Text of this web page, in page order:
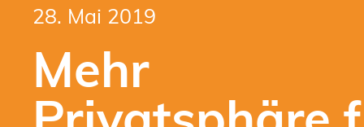
28. Mai 2019
Mehr